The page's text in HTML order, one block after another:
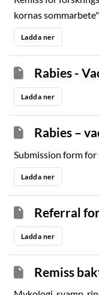
kornas sommarbete"
Ladda ner
Rabies -
Ladda ner
Rabies –
Submission form for
Ladda ner
Referral
Ladda ner
Remiss